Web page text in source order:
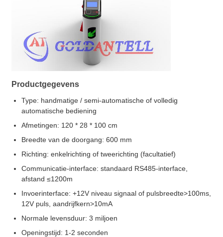
Productgegevens
Type: handmatige / semi-automatische of volledig
automatische bediening
Afmetingen: 120 * 28 * 100 cm
Breedte van de doorgang: 600 mm
Richting: enkelrichting of tweerichting (facultatief)
Communicatie-interface: standaard RS485-interface,
afstand ≤1200m
Invoerinterface: +12V niveau signaal of pulsbreedte>100ms,
12V puls, aandrijfkern>10mA
Normale levensduur: 3 miljoen
Openingstijd: 1-2 seconden